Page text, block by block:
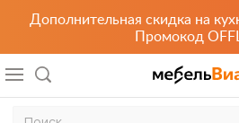
Дополнительная скидка на
Промокод